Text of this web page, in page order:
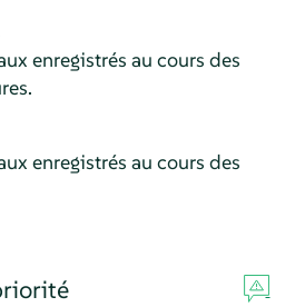
enregistrés au cours des
enregistrés au cours des